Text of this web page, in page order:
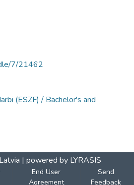
7/21462
(ESZF) / Bachelor's and
| powered by LYRASIS
End User
Agreement
Send
Feedback